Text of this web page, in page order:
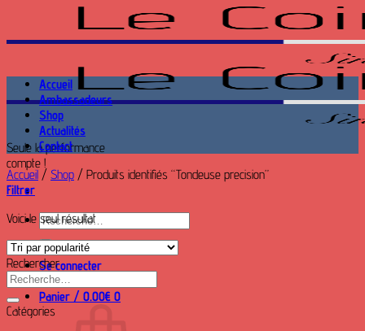
contenu
Seule la performance
compte !
Recherche
pour :
Se connecter
Panier / 0.00€ 0
Accueil
Ambassadeurs
Shop
Actualités
Contact
Accueil / Shop / Produits identifiés “Tondeuse precision”
Filtrer
Voici le seul résultat
Rechercher
Recherche
pour :
Catégories